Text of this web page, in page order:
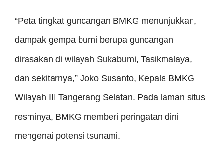
“Peta tingkat guncangan BMKG menunjukkan,
dampak gempa bumi berupa guncangan
dirasakan di wilayah Sukabumi, Tasikmalaya,
dan sekitarnya,” Joko Susanto, Kepala BMKG
Wilayah III Tangerang Selatan. Pada laman situs
resminya, BMKG memberi peringatan dini
mengenai potensi tsunami.